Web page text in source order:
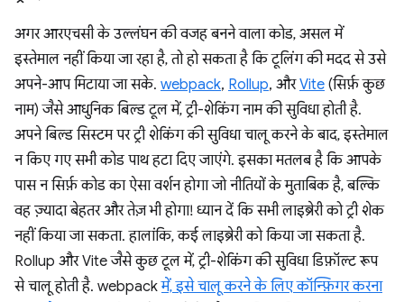
अगर आरएचसी के उल्लंघन की वजह बनने वाला कोड, असल में
इस्तेमाल नहीं किया जा रहा है, तो हो सकता है कि टूलिंग की मदद से उसे
अपने-आप मिटाया जा सके. webpack, Rollup, औरVite (सिर्फ़ कुछ
नाम) जैसे आधुनिक बिल्ड टूल में, ट्री-शेकिंग नाम की सुविधा होती है.
अपने बिल्ड सिस्टम पर ट्री शेकिंग की सुविधा चालू करने के बाद, इस्तेमाल
न किए गए सभी कोड पाथ हटा दिए जाएंगे. इसका मतलब है कि आपके
पास न सिर्फ़ कोड का ऐसा वर्शन होगा जो नीतियों के मुताबिक है, बल्कि
वह ज़्यादा बेहतर और तेज़ भी होगा! ध्यान दें कि सभी लाइब्रेरी को ट्री शेक
नहीं किया जा सकता. हालांकि, कई लाइब्रेरी को किया जा सकता है.
Rollup और Vite जैसे कुछ टूल में, ट्री-शेकिंग की सुविधा डिफ़ॉल्ट रूप
से चालू होती है. webpackमें, इसे चालू करने के लिए कॉन्फ़िगर करना